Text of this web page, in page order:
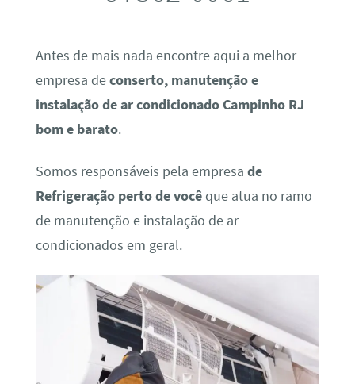
Antes de mais nada encontre aqui a melhor
empresa deconserto, manutenção e
instalação de ar condicionado Campinho RJ
bom e barato.
Somos responsáveis pela empresa de
Refrigeração perto de vocêque atua no ramo
de manutenção e instalação de ar
condicionados em geral.